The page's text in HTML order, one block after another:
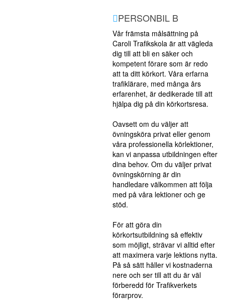
PERSONBIL B
Vår främsta målsättning på
Caroli Trafikskola är att vägleda
dig till att bli en säker och
kompetent förare som är redo
att ta ditt körkort. Våra erfarna
trafiklärare, med många års
erfarenhet, är dedikerade till att
hjälpa dig på din körkortsresa.
Oavsett om du väljer att
övningsköra privat eller genom
våra professionella körlektioner,
kan vi anpassa utbildningen efter
dina behov. Om du väljer privat
övningskörning är din
handledare välkommen att följa
med på våra lektioner och ge
stöd.
För att göra din
körkortsutbildning så effektiv
som möjligt, strävar vi alltid efter
att maximera varje lektions nytta.
På så sätt håller vi kostnaderna
nere och ser till att du är väl
förberedd för Trafikverkets
förarprov.